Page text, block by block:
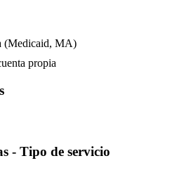
(Medicaid, MA)
propia
- Tipo de servicio